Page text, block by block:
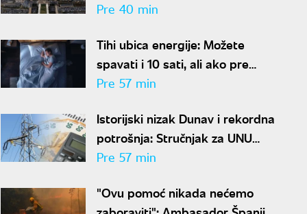
nuklearnu strategiju za
Kinom
Pre 40 min
Tihi ubica energije: Možete
spavati i 10 sati, ali ako pre
kreveta radite ovo, organizam
Pre 57 min
Istorijski nizak Dunav i rekordna
potrošnja: Stručnjak za UNU
otkriva kako uštedeti struju
Pre 57 min
"Ovu pomoć nikada nećemo